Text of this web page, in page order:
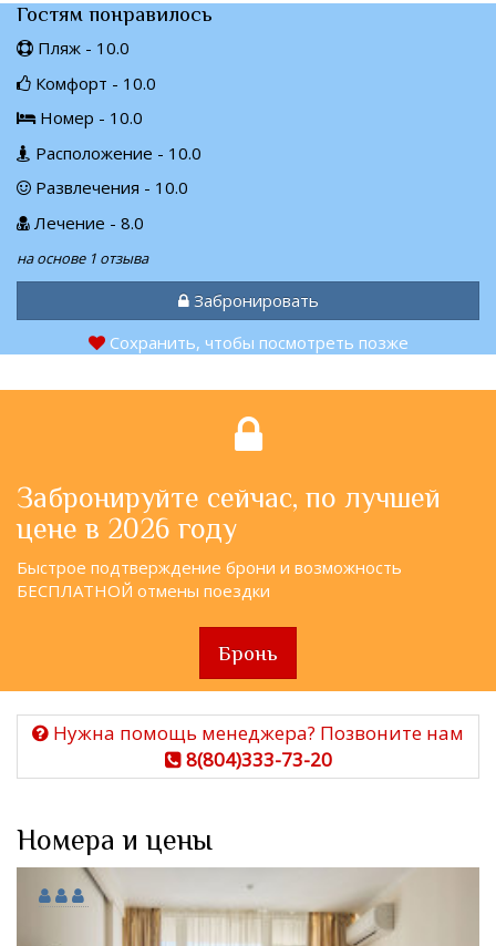
Гостям понравилось
Пляж - 10.0
Комфорт - 10.0
Номер - 10.0
Расположение - 10.0
Развлечения - 10.0
Лечение - 8.0
на основе 1 отзыва
Забронировать
Сохранить, чтобы посмотреть позже
Забронируйте сейчас, по лучшей
цене в 2026 году
Быстрое подтверждение брони и возможность
БЕСПЛАТНОЙ отмены поездки
Бронь
Нужна помощь менеджера? Позвоните нам
8(804)333-73-20
Номера и цены